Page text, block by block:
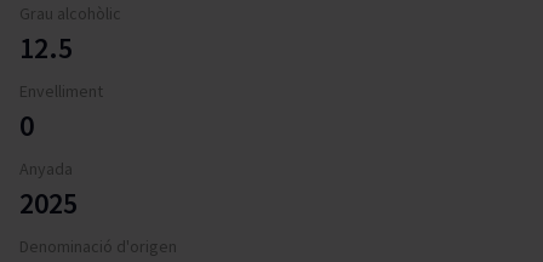
Grau alcohòlic
12.5
Envelliment
0
Anyada
2025
Denominació d'origen